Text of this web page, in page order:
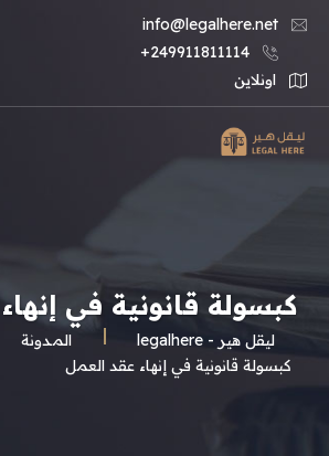
info@legalhere.net
249911811114+
اونلاين
كبسولة قانونية في
ليقل هير - legalhere المـدونة
كبسولة قانونية في إنهاء عقد العمل